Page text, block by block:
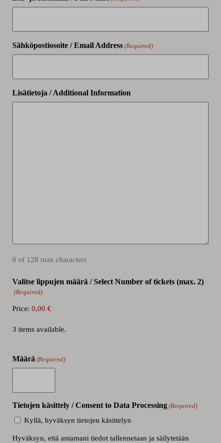
Sähköpostiosoite / Email Address (Required)
Lisätietoja / Additional Information
0 of 128 max characters
Valitse lippujen määrä / Select Number of tickets (max. 2)
(Required)
Price:
3 items available.
Määrä (Required)
Tietojen käsittely / Consent to Data Processing (Required)
Kyllä, hyväksyn tietojen käsittelyn
Hyväksyn, että antamani tiedot tallennetaan ja säilytetään